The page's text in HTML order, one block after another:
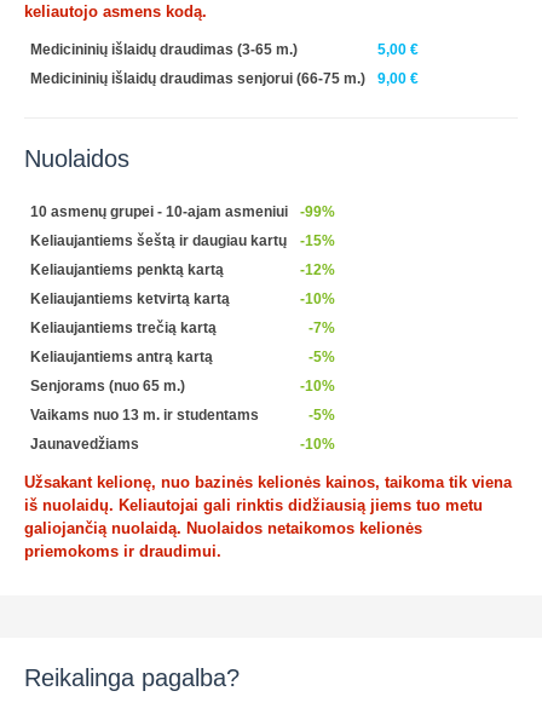
keliautojo asmens kodą.
Medicininių išlaidų draudimas (3-65 m.)
5,00 €
Medicininių išlaidų draudimas senjorui (66-75 m.)
9,00 €
Nuolaidos
10 asmenų grupei - 10-ajam asmeniui
-99%
Keliaujantiems šeštą ir daugiau kartų
-15%
Keliaujantiems penktą kartą
-12%
Keliaujantiems ketvirtą kartą
-10%
Keliaujantiems trečią kartą
-7%
Keliaujantiems antrą kartą
-5%
Senjorams (nuo 65 m.)
-10%
Vaikams nuo 13 m. ir studentams
-5%
Jaunavedžiams
-10%
Užsakant kelionę, nuo bazinės kelionės kainos, taikoma tik viena
iš nuolaidų. Keliautojai gali rinktis didžiausią jiems tuo metu
galiojančią nuolaidą. Nuolaidos netaikomos kelionės
priemokoms ir draudimui.
Reikalinga pagalba?